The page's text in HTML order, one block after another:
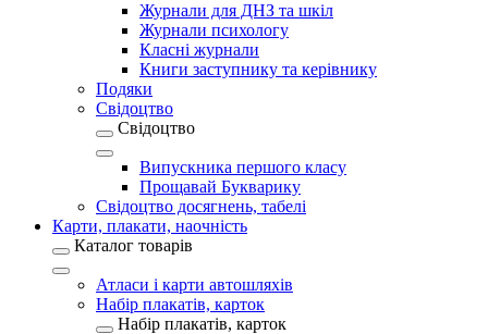
Журнали для ДНЗ та шкіл
Журнали психологу
Класні журнали
Книги заступнику та керівнику
Подяки
Свідоцтво
Свідоцтво
Випускника першого класу
Прощавай Букварику
Свідоцтво досягнень, табелі
Карти, плакати, наочність
Каталог товарів
Атласи і карти автошляхів
Набір плакатів, карток
Набір плакатів, карток